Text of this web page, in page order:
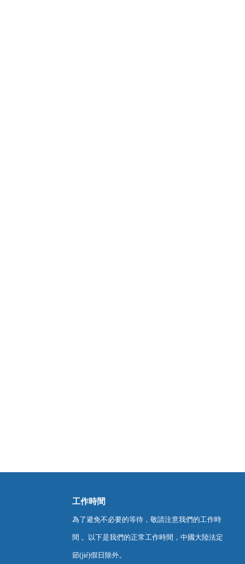
工作時間
為了避免不必要的等待，敬請注意我們的工作時
間 。以下是我們的正常工作時間，中國大陸法定
節(jié)假日除外。